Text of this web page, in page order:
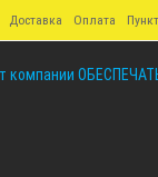
Доставка Оплата